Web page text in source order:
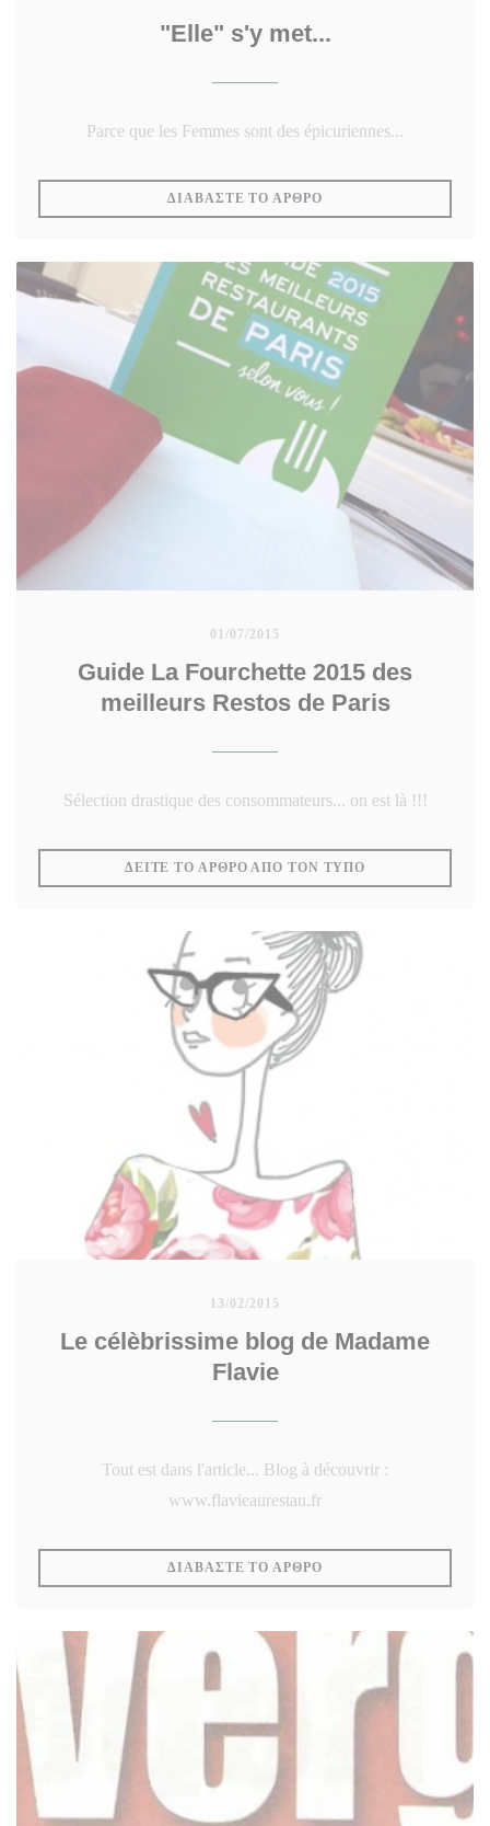
"Elle" s'y met...
Parce que les Femmes sont des épicuriennes...
ΔΙΑΒΆΣΤΕ ΤΟ ΆΡΘΡΟ((ΑΝΟΊΓΕΙ ΣΕ ΝΈΟ
01/07/2015
Guide La Fourchette 2015 des
meilleurs Restos de Paris
Sélection drastique des consommateurs... on est là !!!
ΔΕΊΤΕ ΤΟ ΆΡΘΡΟ ΑΠΌ ΤΟΝ ΤΎΠΟ
13/02/2015
Le célèbrissime blog de Madame
Flavie
Tout est dans l'article... Blog à découvrir :
www.flavieaurestau.fr
ΔΙΑΒΆΣΤΕ ΤΟ ΆΡΘΡΟ((ΑΝΟΊΓΕΙ ΣΕ ΝΈΟ